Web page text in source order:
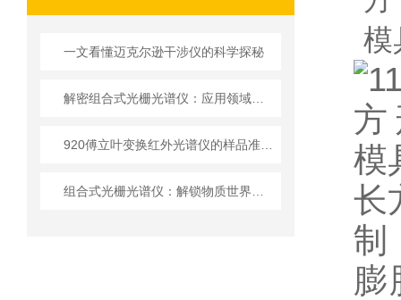
一文看懂迈克尔逊干涉仪的科学探秘
长
制
膨